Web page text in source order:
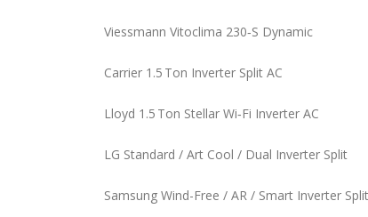
Viessmann Vitoclima 230‑S Dynamic
Carrier 1.5 Ton Inverter Split AC
Lloyd 1.5 Ton Stellar Wi‑Fi Inverter AC
LG Standard / Art Cool / Dual Inverter Split
Samsung Wind-Free / AR / Smart Inverter Split